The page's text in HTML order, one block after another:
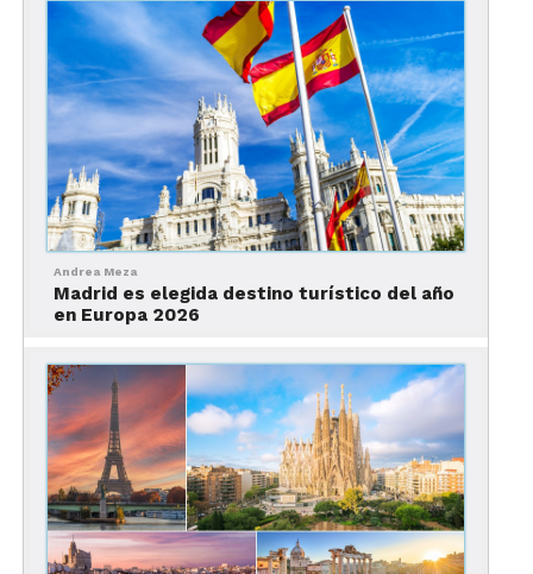
Lee nuestra Infografía
¿Qué es el Camino de
Santiago?
Andrea Meza
Madrid es elegida destino turístico del año
en Europa 2026